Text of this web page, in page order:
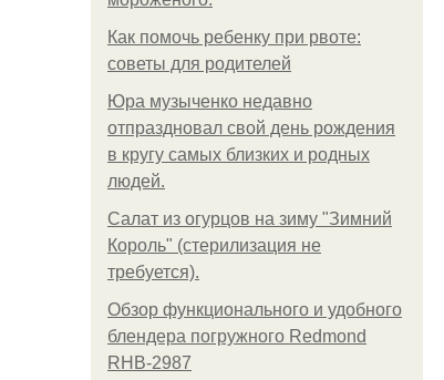
Как помочь ребенку при рвоте:
советы для родителей
Юра музыченко недавно
отпраздновал свой день рождения
в кругу самых близких и родных
людей.
Салат из огурцов на зиму "Зимний
Король" (стерилизация не
требуется).
Обзор функционального и удобного
блендера погружного Redmond
RHB-2987